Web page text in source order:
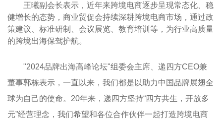
王曦副会长表示，近年来跨境电商逐步呈现常态化、稳
健增长的态势，商业贸促会持续深耕跨境电商市场，通过政
策建议、标准研制、会议展览、教育培训等，为行业高质量
的跨境出海保驾护航。
"2024品牌出海高峰论坛"组委会主席、递四方CEO兼
董事郭栋表示，一直以来，我们都是以助力中国品牌展翅全
球为自己的使命。20年来，递四方坚持“四方共生，开放多
元”经营理念，我们希望和各位合作伙伴一起打造跨境电商